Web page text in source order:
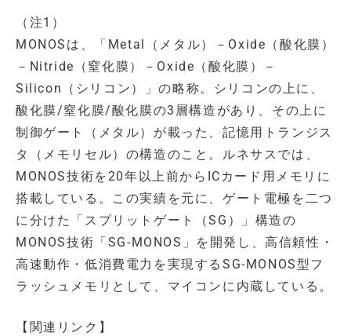
（注1）
MONOSは、「Metal（メタル）－Oxide（酸化膜）
－Nitride（窒化膜）－Oxide（酸化膜）－
Silicon（シリコン）」の略称。シリコンの上に、
酸化膜/窒化膜/酸化膜の3層構造があり、その上に
制御ゲート（メタル）が載った、記憶用トランジス
タ（メモリセル）の構造のこと。ルネサスでは、
MONOS技術を20年以上前からICカード用メモリに
搭載している。この実績を元に、ゲート電極を二つ
に分けた「スプリットゲート（SG）」構造の
MONOS技術「SG-MONOS」を開発し、高信頼性・
高速動作・低消費電力を実現するSG-MONOS型フ
ラッシュメモリとして、マイコンに内蔵している。
【関連リンク】